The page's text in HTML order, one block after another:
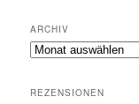
ARCHIV
Archiv
REZENSIONEN